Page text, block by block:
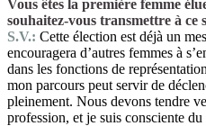
Vous êtes la première femme
souhaitez-vous transmettre à ce
S.V.: Cette élection est déjà un
encouragera d’autres femmes à
dans les fonctions de
mon parcours peut servir de
pleinement. Nous devons tendre
profession, et je suis consciente